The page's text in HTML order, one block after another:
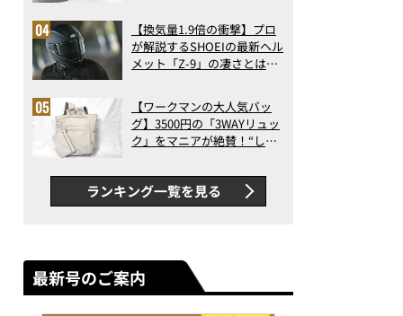
ト3】（2026年6月版）
【換気量1.9倍の衝撃】プロ
が解説するSHOEIの最新ヘル
メット「Z-9」の凄さとは？
ス【ワークマンの大人気バッ
グ】3500円の「3WAYリュッ
ク」をマニアが絶賛！“しご
判以上に優秀だった
ランキング一覧を見る
最新号のご案内